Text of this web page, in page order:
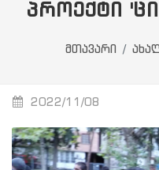
ᲞᲠᲝᲔᲥᲢᲘ
მთავარი
2022/11/08